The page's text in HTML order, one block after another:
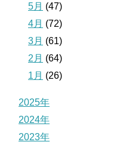
5月 (47)
4月 (72)
3月 (61)
2月 (64)
1月 (26)
2025年
2024年
2023年